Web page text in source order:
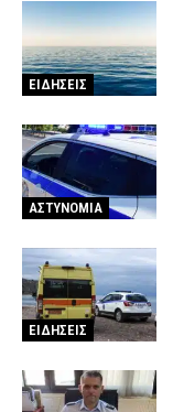
ΕΙΔΗΣΕΙΣ
ΑΣΤΥΝΟΜΙΑ
ΕΙΔΗΣΕΙΣ